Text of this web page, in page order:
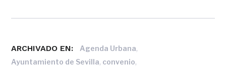
ARCHIVADO EN: Agenda Urbana,
Ayuntamiento de Sevilla, convenio,